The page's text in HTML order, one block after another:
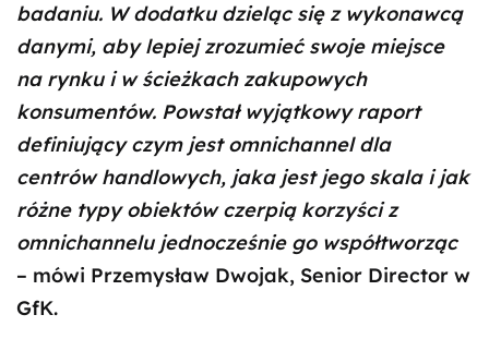
badaniu. W dodatku dzieląc się z wykonawcą
danymi, aby lepiej zrozumieć swoje miejsce
na rynku i w ścieżkach zakupowych
konsumentów. Powstał wyjątkowy raport
definiujący czym jest omnichannel dla
centrów handlowych, jaka jest jego skala i jak
różne typy obiektów czerpią korzyści z
omnichannelu jednocześnie go współtworząc
– mówi Przemysław Dwojak, Senior Director w
GfK.